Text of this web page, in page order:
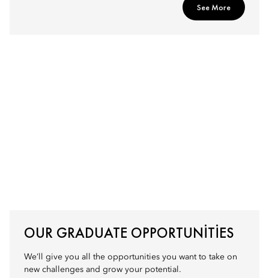
See More
OUR GRADUATE OPPORTUNITIES
We’ll give you all the opportunities you want to take on
new challenges and grow your potential.